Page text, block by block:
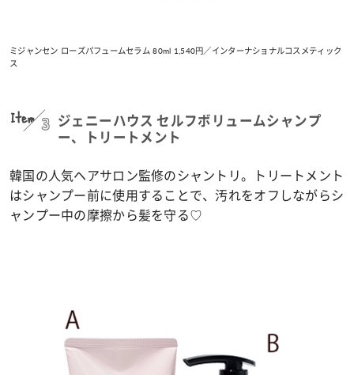
ミジャンセン ローズパフュームセラム 80ml 1,540円／インターナショナルコスメティック
ス
Item 3 ジェニーハウス セルフボリュームシャンプ
ー、トリートメント
韓国の人気ヘアサロン監修のシャントリ。トリートメント
はシャンプー前に使用することで、汚れをオフしながらシ
ャンプー中の摩擦から髪を守る♡